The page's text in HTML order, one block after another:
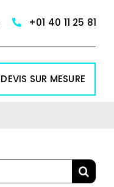
+01 40 11 25 81
DEVIS SUR MESURE